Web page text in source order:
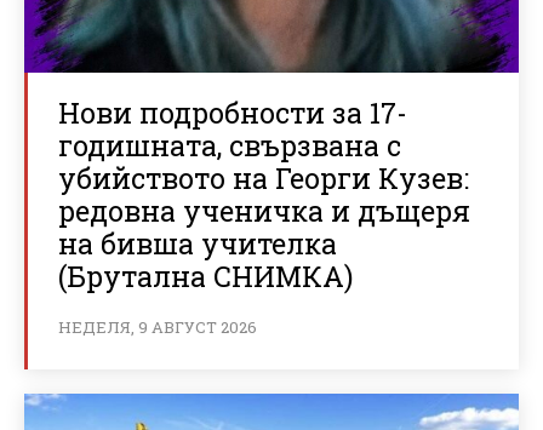
Нови подробности за 17-
годишната, свързвана с
убийството на Георги Кузев:
редовна ученичка и дъщеря
на бивша учителка
(Брутална СНИМКА)
НЕДЕЛЯ, 9 АВГУСТ 2026